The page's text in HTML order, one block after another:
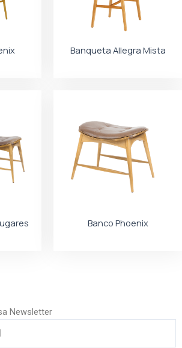
Banqueta Allegra Mista
Banco Phoenix
Newsletter